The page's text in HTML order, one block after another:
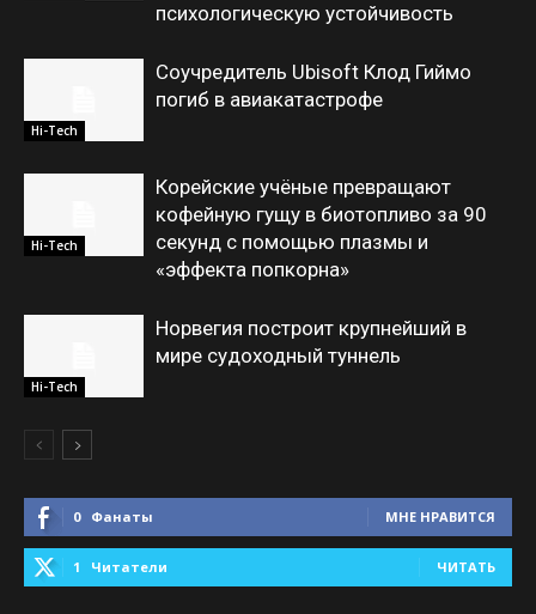
психологическую устойчивость
Hi-Tech
Соучредитель Ubisoft Клод Гиймо
погиб в авиакатастрофе
Hi-Tech
Корейские учёные превращают
кофейную гущу в биотопливо за 90
секунд с помощью плазмы и
«эффекта попкорна»
Hi-Tech
Норвегия построит крупнейший в
мире судоходный туннель
0 Фанаты МНЕ НРАВИТСЯ
1 Читатели ЧИТАТЬ